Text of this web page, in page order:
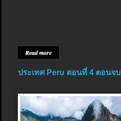
Read more
ประเทศ Peru ตอนที่ 4 ตอนจบ